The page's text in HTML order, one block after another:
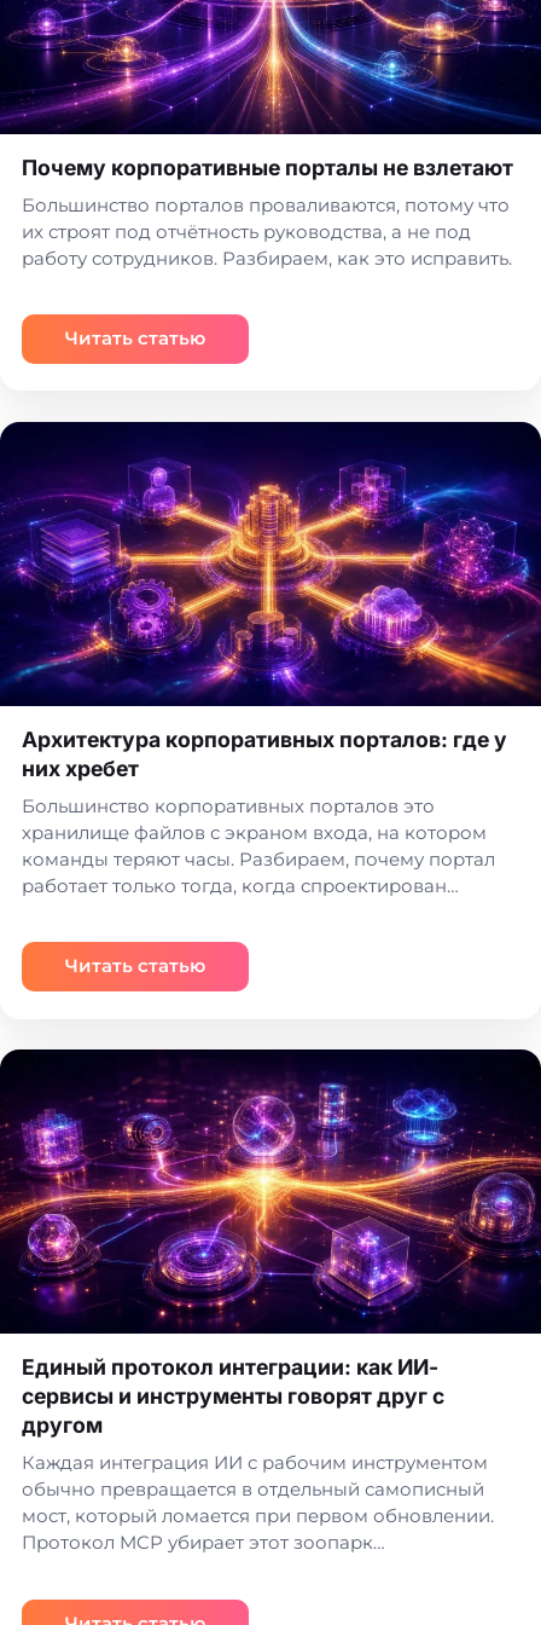
Почему корпоративные порталы не взлетают
Большинство порталов проваливаются, потому что
их строят под отчётность руководства, а не под
работу сотрудников. Разбираем, как это исправить.
Читать статью
Архитектура корпоративных порталов: где у
них хребет
Большинство корпоративных порталов это
хранилище файлов с экраном входа, на котором
команды теряют часы. Разбираем, почему портал
работает только тогда, когда спроектирован…
Читать статью
Единый протокол интеграции: как ИИ-
сервисы и инструменты говорят друг с
другом
Каждая интеграция ИИ с рабочим инструментом
обычно превращается в отдельный самописный
мост, который ломается при первом обновлении.
Протокол MCP убирает этот зоопарк…